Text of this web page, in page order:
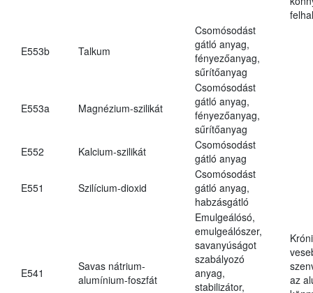
E553b Talkum
Csomósodást
gátló anyag,
fényezőanyag,
sűrítőanyag
E553a Magnézium-szilikát
Csomósodást
gátló anyag,
fényezőanyag,
sűrítőanyag
E552
Kalcium-szilikát
Csomósodást
gátló anyag
E551 Szilícium-dioxid
Csomósodást
gátló anyag,
habzásgátló
E541
Savas nátrium-
alumínium-foszfát
Emulgeálósó,
emulgeálószer,
savanyúságot
szabályozó
anyag,
stabilizátor,
az